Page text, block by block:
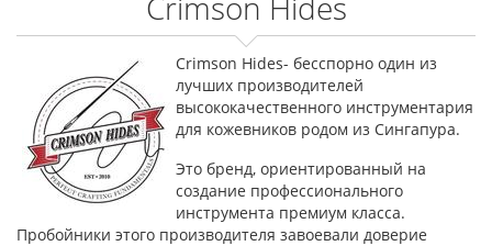
Crimson Hides- бесспорно один из
лучших производителей
высококачественного инструментария
для кожевников родом из Сингапура.
Это бренд, ориентированный на
создание профессионального
инструмента премиум класса.
Пробойники этого производителя завоевали доверие